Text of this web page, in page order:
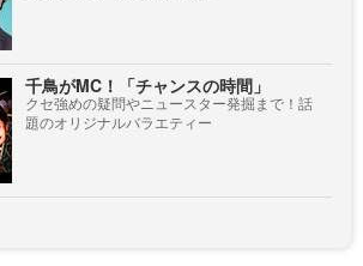
千鳥がMC！「チャンスの時間」
クセ強めの疑問やニュースター発掘まで！話
題のオリジナルバラエティー